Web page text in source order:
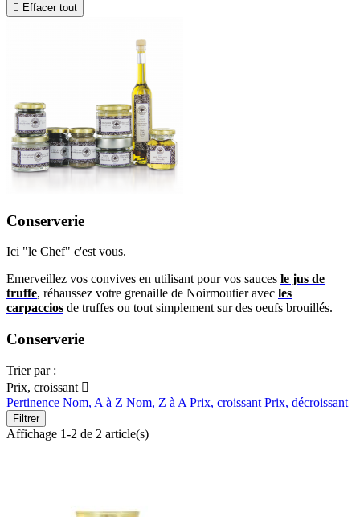
 Effacer tout
Conserverie
Ici "le Chef" c'est vous.
Emerveillez vos convives en utilisant pour vos sauces le jus de
truffe, réhaussez votre grenaille de Noirmoutier avec les
carpaccios de truffes ou tout simplement sur des oeufs brouillés.
Conserverie
Trier par :
Prix, croissant 
Pertinence Nom, A à Z Nom, Z à A Prix, croissant Prix, décroissant
Filtrer
Affichage 1-2 de 2 article(s)